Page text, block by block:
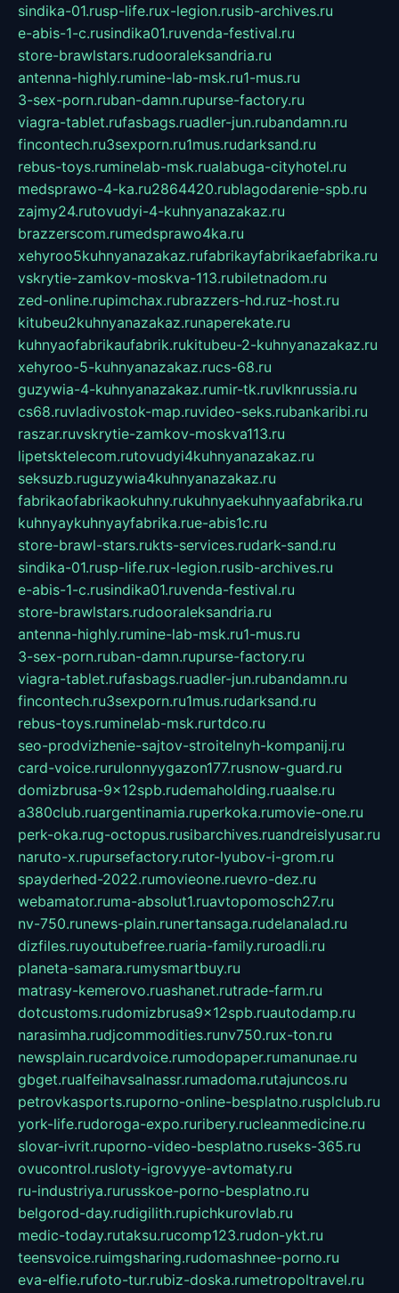
sindika-01.rusp-life.rux-legion.rusib-archives.ru
e-abis-1-c.rusindika01.ruvenda-festival.ru
store-brawlstars.rudooraleksandria.ru
antenna-highly.rumine-lab-msk.ru1-mus.ru
3-sex-porn.ruban-damn.rupurse-factory.ru
viagra-tablet.rufasbags.ruadler-jun.rubandamn.ru
fincontech.ru3sexporn.ru1mus.rudarksand.ru
rebus-toys.ruminelab-msk.rualabuga-cityhotel.ru
medsprawo-4-ka.ru2864420.rublagodarenie-spb.ru
zajmy24.rutovudyi-4-kuhnyanazakaz.ru
brazzerscom.rumedsprawo4ka.ru
xehyroo5kuhnyanazakaz.rufabrikayfabrikaefabrika.ru
vskrytie-zamkov-moskva-113.rubiletnadom.ru
zed-online.rupimchax.rubrazzers-hd.ruz-host.ru
kitubeu2kuhnyanazakaz.runaperekate.ru
kuhnyaofabrikaufabrik.rukitubeu-2-kuhnyanazakaz.ru
xehyroo-5-kuhnyanazakaz.rucs-68.ru
guzywia-4-kuhnyanazakaz.rumir-tk.ruvlknrussia.ru
cs68.ruvladivostok-map.ruvideo-seks.rubankaribi.ru
raszar.ruvskrytie-zamkov-moskva113.ru
lipetsktelecom.rutovudyi4kuhnyanazakaz.ru
seksuzb.ruguzywia4kuhnyanazakaz.ru
fabrikaofabrikaokuhny.rukuhnyaekuhnyaafabrika.ru
kuhnyaykuhnyayfabrika.rue-abis1c.ru
store-brawl-stars.rukts-services.rudark-sand.ru
sindika-01.rusp-life.rux-legion.rusib-archives.ru
e-abis-1-c.rusindika01.ruvenda-festival.ru
store-brawlstars.rudooraleksandria.ru
antenna-highly.rumine-lab-msk.ru1-mus.ru
3-sex-porn.ruban-damn.rupurse-factory.ru
viagra-tablet.rufasbags.ruadler-jun.rubandamn.ru
fincontech.ru3sexporn.ru1mus.rudarksand.ru
rebus-toys.ruminelab-msk.rurtdco.ru
seo-prodvizhenie-sajtov-stroitelnyh-kompanij.ru
card-voice.rurulonnyygazon177.rusnow-guard.ru
domizbrusa-9x12spb.rudemaholding.ruaalse.ru
a380club.ruargentinamia.ruperkoka.rumovie-one.ru
perk-oka.rug-octopus.rusibarchives.ruandreislyusar.ru
naruto-x.rupursefactory.rutor-lyubov-i-grom.ru
spayderhed-2022.rumovieone.ruevro-dez.ru
webamator.ruma-absolut1.ruavtopomosch27.ru
nv-750.runews-plain.runertansaga.rudelanalad.ru
dizfiles.ruyoutubefree.ruaria-family.ruroadli.ru
planeta-samara.rumysmartbuy.ru
matrasy-kemerovo.ruashanet.rutrade-farm.ru
dotcustoms.rudomizbrusa9x12spb.ruautodamp.ru
narasimha.rudjcommodities.runv750.rux-ton.ru
newsplain.rucardvoice.rumodopaper.rumanunae.ru
gbget.rualfeihavsalnassr.rumadoma.rutajuncos.ru
petrovkasports.ruporno-online-besplatno.rusplclub.ru
york-life.rudoroga-expo.ruribery.rucleanmedicine.ru
slovar-ivrit.ruporno-video-besplatno.ruseks-365.ru
ovucontrol.rusloty-igrovyye-avtomaty.ru
ru-industriya.rurusskoe-porno-besplatno.ru
belgorod-day.rudigilith.rupichkurovlab.ru
medic-today.rutaksu.rucomp123.rudon-ykt.ru
teensvoice.ruimgsharing.rudomashnee-porno.ru
eva-elfie.rufoto-tur.rubiz-doska.rumetropoltravel.ru